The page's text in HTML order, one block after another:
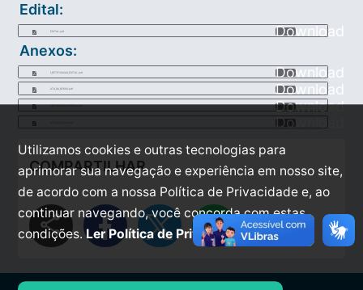
Edital:
EDITAL.pdf
Download
Anexos:
1_RETIFICACAO_EDITAL.pdf Download
ATA_DA_SESSO.pdf Download
1_RETIFICACAO_EDITAL.pdf Download
Download
COMPARTILHAR
share
Utilizamos cookies e outras tecnologias para
aprimorar sua navegação e experiência em nosso site,
de acordo com a nossa Política de Privacidade e, ao
continuar navegando, você concorda com estas
condições.Ler Política de Privacidade.